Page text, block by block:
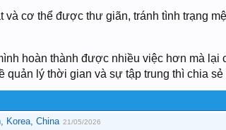
và cơ thể được thư giãn, tránh tình trạng
hoàn thành được nhiều việc hơn mà lại
quản lý thời gian và sự tập trung thì chia
Korea, China 21/05/2026